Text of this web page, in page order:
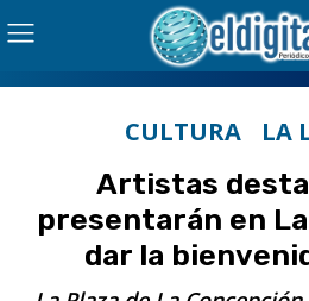
CULTURA LA
Artistas
presentarán en
dar la